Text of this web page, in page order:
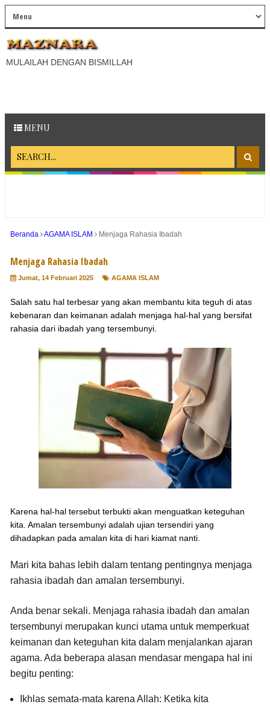
MULAILAH DENGAN BISMILLAH
MENU
Beranda AGAMA ISLAM Menjaga Rahasia Ibadah
Menjaga Rahasia Ibadah
Jumat, 14 Februari 2025 AGAMA ISLAM
Salah satu hal terbesar yang akan membantu kita teguh di atas
kebenaran dan keimanan adalah menjaga hal-hal yang bersifat
rahasia dari ibadah yang tersembunyi.
Karena hal-hal tersebut terbukti akan menguatkan keteguhan
kita. Amalan tersembunyi adalah ujian tersendiri yang
dihadapkan pada amalan kita di hari kiamat nanti.
Mari kita bahas lebih dalam tentang pentingnya menjaga
rahasia ibadah dan amalan tersembunyi.
Anda benar sekali. Menjaga rahasia ibadah dan amalan
tersembunyi merupakan kunci utama untuk memperkuat
keimanan dan keteguhan kita dalam menjalankan ajaran
agama. Ada beberapa alasan mendasar mengapa hal ini
begitu penting:
Ikhlas semata-mata karena Allah: Ketika kita